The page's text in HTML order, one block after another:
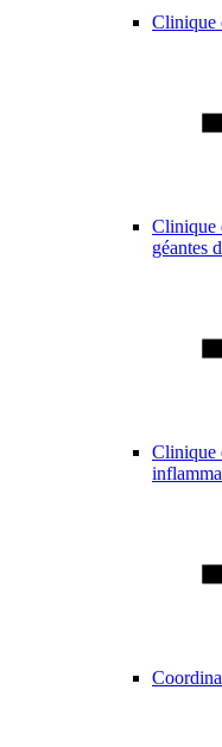
Clinique
Clinique
géantes
Clinique